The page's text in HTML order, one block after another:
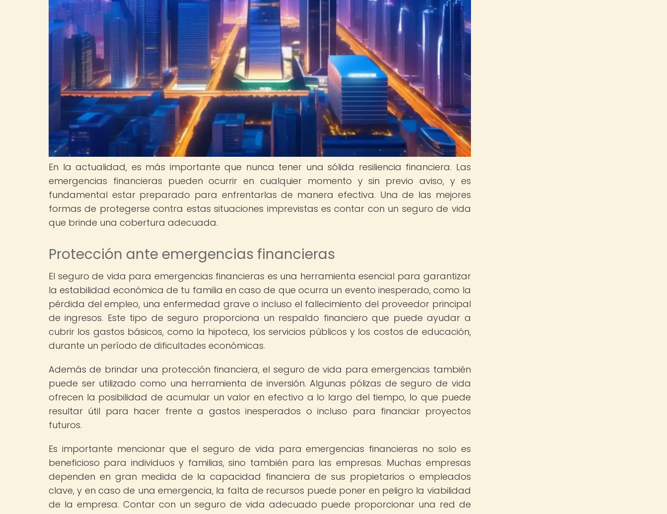
En la actualidad, es más importante que nunca tener una sólida resiliencia financiera. Las
emergencias financieras pueden ocurrir en cualquier momento y sin previo aviso, y es
fundamental estar preparado para enfrentarlas de manera efectiva. Una de las mejores
formas de protegerse contra estas situaciones imprevistas es contar con un seguro de vida
que brinde una cobertura adecuada.
Protección ante emergencias financieras
El seguro de vida para emergencias financieras es una herramienta esencial para garantizar
la estabilidad económica de tu familia en caso de que ocurra un evento inesperado, como la
pérdida del empleo, una enfermedad grave o incluso el fallecimiento del proveedor principal
de ingresos. Este tipo de seguro proporciona un respaldo financiero que puede ayudar a
cubrir los gastos básicos, como la hipoteca, los servicios públicos y los costos de educación,
durante un período de dificultades económicas.
Además de brindar una protección financiera, el seguro de vida para emergencias también
puede ser utilizado como una herramienta de inversión. Algunas pólizas de seguro de vida
ofrecen la posibilidad de acumular un valor en efectivo a lo largo del tiempo, lo que puede
resultar útil para hacer frente a gastos inesperados o incluso para financiar proyectos
futuros.
Es importante mencionar que el seguro de vida para emergencias financieras no solo es
beneficioso para individuos y familias, sino también para las empresas. Muchas empresas
dependen en gran medida de la capacidad financiera de sus propietarios o empleados
clave, y en caso de una emergencia, la falta de recursos puede poner en peligro la viabilidad
de la empresa. Contar con un seguro de vida adecuado puede proporcionar una red de